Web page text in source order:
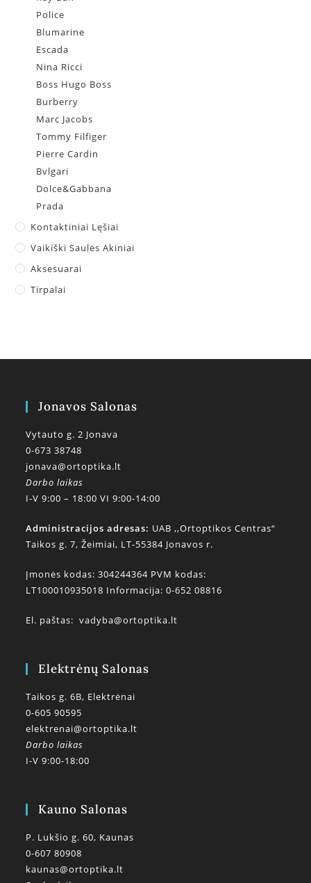
Police
Blumarine
Escada
Nina Ricci
Boss Hugo Boss
Burberry
Marc Jacobs
Tommy Filfiger
Pierre Cardin
Bvlgari
Dolce&Gabbana
Prada
Kontaktiniai Lęšiai
Vaikiški Saulės Akiniai
Aksesuarai
Tirpalai
Jonavos Salonas
Vytauto g. 2 Jonava
0-673 38748
jonava@ortoptika.lt
Darbo laikas
I-V 9:00 – 18:00 VI 9:00-14:00
Administracijos adresas: UAB ,,Ortoptikos Centras“
Taikos g. 7, Žeimiai, LT-55384 Jonavos r.
Įmonės kodas: 304244364 PVM kodas:
LT100010935018 Informacija: 0-652 08816
El. paštas:vadyba@ortoptika.lt
Elektrėnų Salonas
Taikos g. 6B, Elektrėnai
0-605 90595
elektrenai@ortoptika.lt
Darbo laikas
I-V 9:00-18:00
Kauno Salonas
P. Lukšio g. 60, Kaunas
0-607 80908
kaunas@ortoptika.lt